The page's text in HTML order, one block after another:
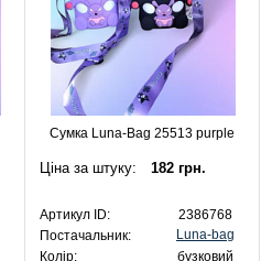
Сумка Luna-Bag 25513 purple
Ціна за штуку: 182 грн.
Артикул ID:
2386768
Постачальник:
Luna-bag
Колір:
бузковий